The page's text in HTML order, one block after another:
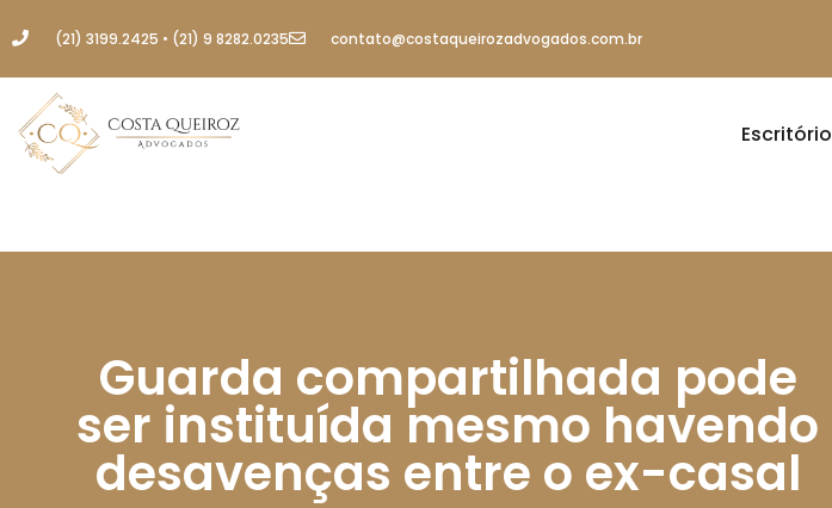
(21) 3199.2425 • (21) 9 8282.0235 contato@costaqueirozadvogados.com.br
Escritório
Guarda compartilhada pode
ser instituída mesmo havendo
desavenças entre o ex-casal